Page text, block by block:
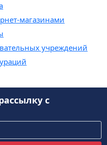
магазинами
учреждений
с